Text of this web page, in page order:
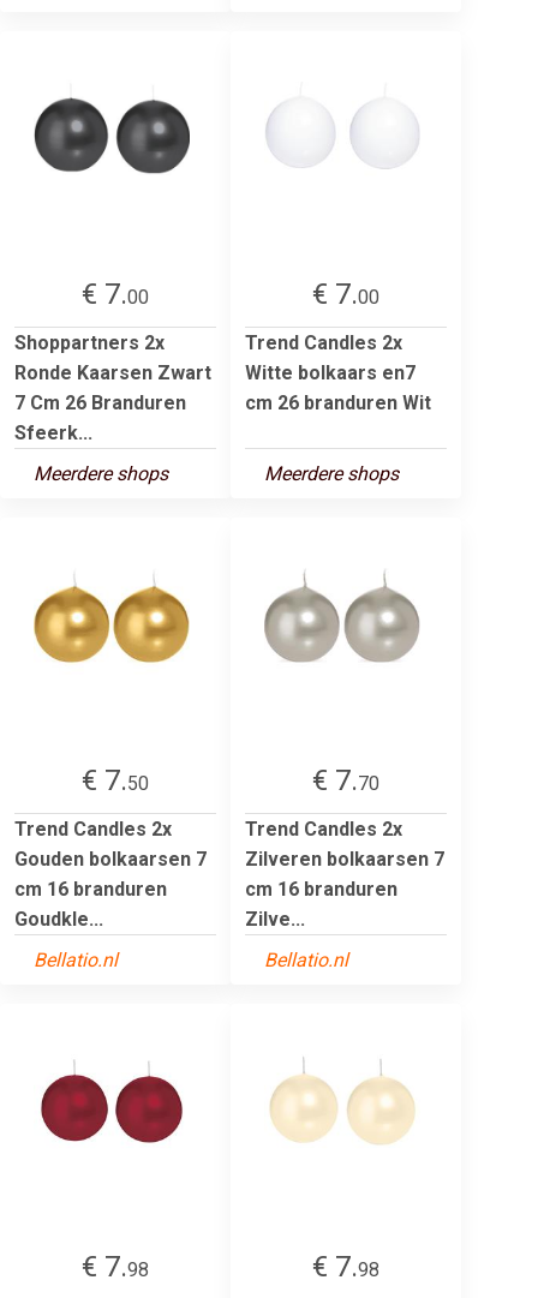
€ 7.00
Shoppartners 2x
Ronde Kaarsen Zwart
7 Cm 26 Branduren
Sfeerk...
Meerdere shops
€ 7.00
Trend Candles 2x
Witte bolkaars en7
cm 26 branduren Wit
Meerdere shops
€ 7.50
Trend Candles 2x
Gouden bolkaarsen 7
cm 16 branduren
Goudkle...
Bellatio.nl
€ 7.70
Trend Candles 2x
Zilveren bolkaarsen 7
cm 16 branduren
Zilve...
Bellatio.nl
€ 7.98
€ 7.98